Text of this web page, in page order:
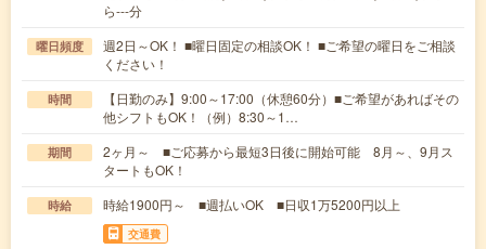
ら---分
曜日頻度
週2日～OK！ ■曜日固定の相談OK！ ■ご希望の曜日をご相談
ください！
時間
【日勤のみ】9:00～17:00（休憩60分）■ご希望があればその
他シフトもOK！（例）8:30～1…
期間
2ヶ月～ ■ご応募から最短3日後に開始可能 8月～、9月ス
タートもOK！
時給 時給1900円～ ■週払いOK ■日収1万5200円以上
交通費